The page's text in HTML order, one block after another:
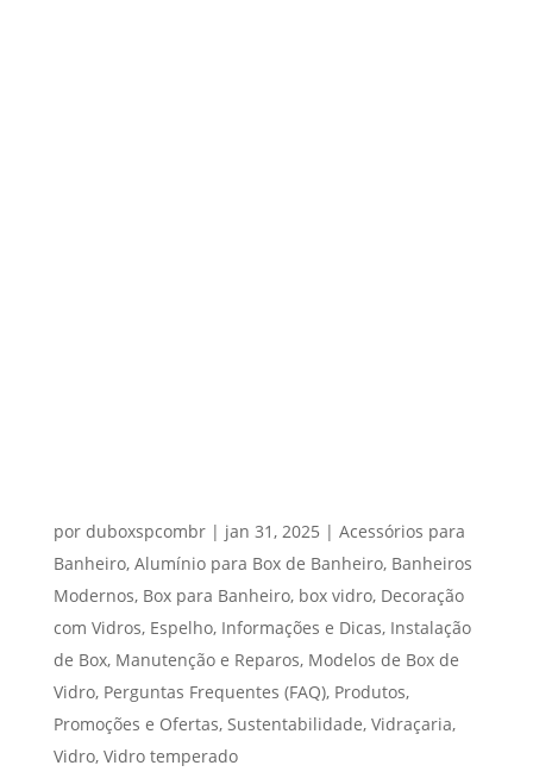
por duboxspcombr| jan 31, 2025 | Acessórios para
Banheiro, Alumínio para Box de Banheiro, Banheiros
Modernos, Box para Banheiro, box vidro, Decoração
com Vidros, Espelho, Informações e Dicas, Instalação
de Box, Manutenção e Reparos, Modelos de Box de
Vidro, Perguntas Frequentes (FAQ), Produtos,
Promoções e Ofertas, Sustentabilidade, Vidraçaria,
Vidro, Vidro temperado